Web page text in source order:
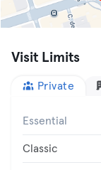
Visit Limits
Private
Essential
Classic